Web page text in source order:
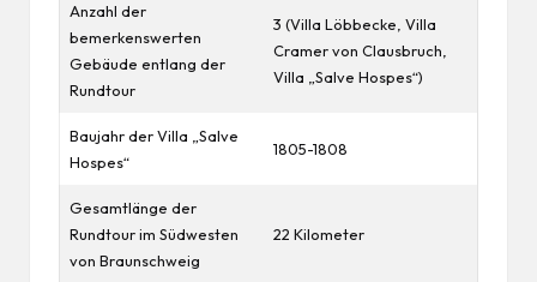
Anzahl der
bemerkenswerten
Gebäude entlang der
Rundtour
3 (Villa Löbbecke, Villa
Cramer von Clausbruch,
Villa „Salve Hospes“)
Baujahr der Villa „Salve
Hospes“
1805-1808
Gesamtlänge der
Rundtour im Südwesten
von Braunschweig
22 Kilometer